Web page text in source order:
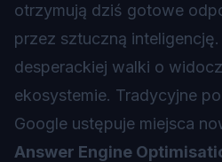
otrzymują dziś gotowe
przez sztuczną
desperackiej walki o
ekosystemie. Tradycyjne
Google ustępuje miejsca
Answer Engine